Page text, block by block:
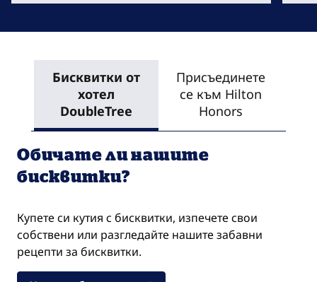
Бисквитки от
хотел
DoubleTree
Присъединете
се към Hilton
Honors
Обичате ли нашите
бисквитки?
Купете си кутия с бисквитки, изпечете свои
собствени или разгледайте нашите забавни
рецепти за бисквитки.